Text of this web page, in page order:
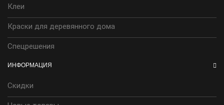
Клеи
Краски для деревянного дома
Спецрешения
ИНФОРМАЦИЯ
Скидки